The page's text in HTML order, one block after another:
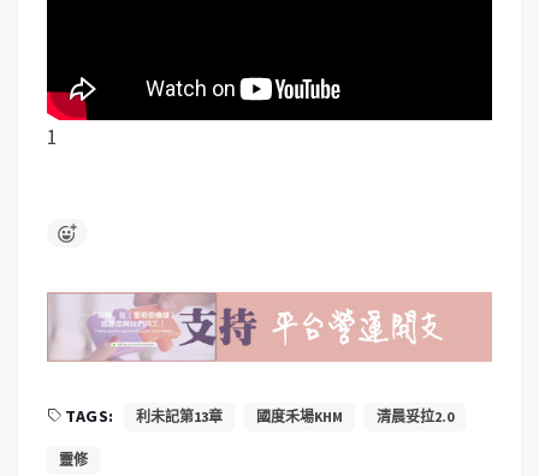
1
TAGS: 利未記第13章 國度禾場KHM 清晨妥拉2.0
靈修